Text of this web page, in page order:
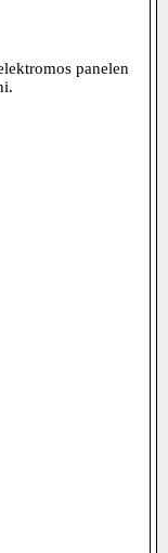
panelen